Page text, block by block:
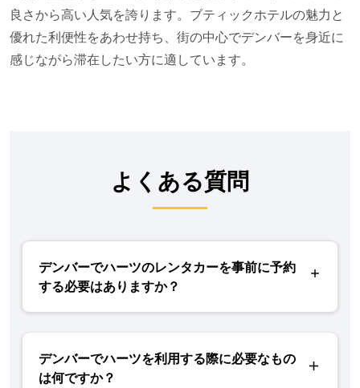
良さから高い人気を誇ります。ブティックホテルの魅力と
優れた利便性をあわせ持ち、街の中心でデンバーを身近に
感じながら滞在したい方に適しています。
よくある質問
デンバーでハーツのレンタカーを事前に予約
する必要はありますか？
デンバーでハーツを利用する際に必要なもの
は何ですか？